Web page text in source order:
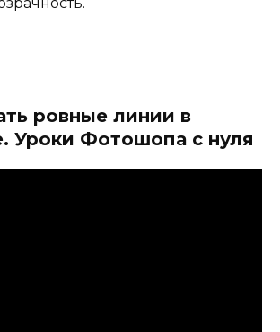
ровные линии в
Уроки Фотошопа с нуля